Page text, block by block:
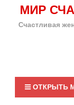
МИР
Счастливая
ОТКРЫТЬ